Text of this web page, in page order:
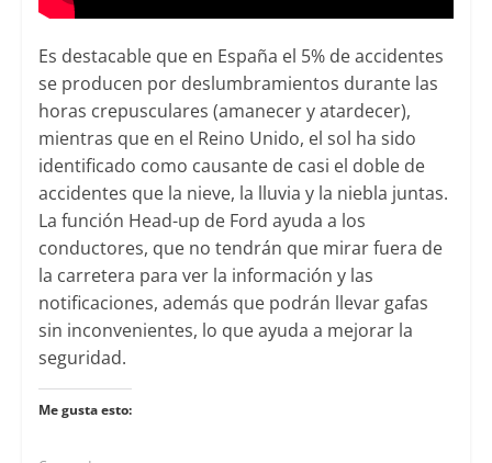
Es destacable que en España el 5% de accidentes
se producen por deslumbramientos durante las
horas crepusculares (amanecer y atardecer),
mientras que en el Reino Unido, el sol ha sido
identificado como causante de casi el doble de
accidentes que la nieve, la lluvia y la niebla juntas.
La función Head-up de Ford ayuda a los
conductores, que no tendrán que mirar fuera de
la carretera para ver la información y las
notificaciones, además que podrán llevar gafas
sin inconvenientes, lo que ayuda a mejorar la
seguridad.
Me gusta esto: